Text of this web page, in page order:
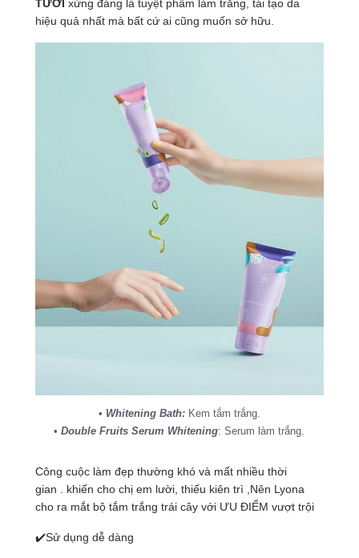
TƯƠI xứng đáng là tuyệt phẩm làm trắng, tái tạo da
hiệu quả nhất mà bất cứ ai cũng muốn sở hữu.
• Whitening Bath:Kem tắm trắng.
•Double Fruits Serum Whitening: Serum làm trắng.
Công cuộc làm đẹp thường khó và mất nhiều thời
gian . khiến cho chị em lười, thiếu kiên trì ,Nên Lyona
cho ra mắt bộ tắm trắng trái cây với ƯU ĐIỂM vượt trội
✔️Sử dụng dễ dàng